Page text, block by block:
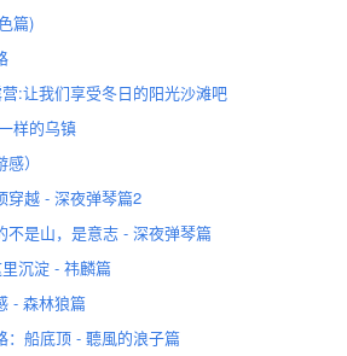
篇)
:让我们享受冬日的阳光沙滩吧
样的乌镇
）
穿越 - 深夜弹琴篇2
不是山，是意志 - 深夜弹琴篇
沉淀 - 祎麟篇
- 森林狼篇
：船底顶 - 聽風的浪子篇